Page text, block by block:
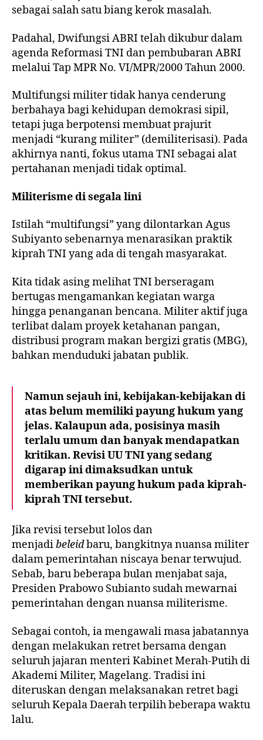
sebagai salah satu biang kerok masalah.
Padahal, Dwifungsi ABRI telah dikubur dalam
agenda Reformasi TNI dan pembubaran ABRI
melalui Tap MPR No. VI/MPR/2000 Tahun 2000.
Multifungsi militer tidak hanya cenderung
berbahaya bagi kehidupan demokrasi sipil,
tetapi juga berpotensi membuat prajurit
menjadi “kurang militer” (demiliterisasi). Pada
akhirnya nanti, fokus utama TNI sebagai alat
pertahanan menjadi tidak optimal.
Militerisme di segala lini
Istilah “multifungsi” yang dilontarkan Agus
Subiyanto sebenarnya menarasikan praktik
kiprah TNI yang ada di tengah masyarakat.
Kita tidak asing melihat TNI berseragam
bertugas mengamankan kegiatan warga
hingga penanganan bencana. Militer aktif juga
terlibat dalam proyek ketahanan pangan,
distribusi program makan bergizi gratis (MBG),
bahkan menduduki jabatan publik.
Namun sejauh ini, kebijakan-kebijakan di
atas belum memiliki payung hukum yang
jelas. Kalaupun ada, posisinya masih
terlalu umum dan banyak mendapatkan
kritikan. Revisi UU TNI yang sedang
digarap ini dimaksudkan untuk
memberikan payung hukum pada kiprah-
kiprah TNI tersebut.
Jika revisi tersebut lolos dan
menjadibeleidbaru, bangkitnya nuansa militer
dalam pemerintahan niscaya benar terwujud.
Sebab, baru beberapa bulan menjabat saja,
Presiden Prabowo Subianto sudah mewarnai
pemerintahan dengan nuansa militerisme.
Sebagai contoh, ia mengawali masa jabatannya
dengan melakukan retret bersama dengan
seluruh jajaran menteri Kabinet Merah-Putih di
Akademi Militer, Magelang. Tradisi ini
diteruskan dengan melaksanakan retret bagi
seluruh Kepala Daerah terpilih beberapa waktu
lalu.